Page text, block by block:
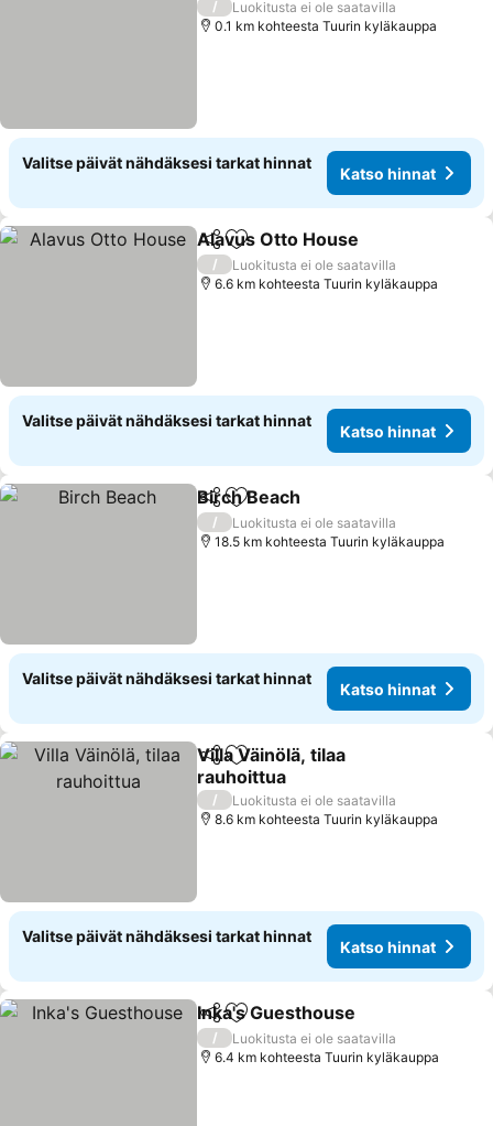
/
Luokitusta ei ole saatavilla
0.1 km kohteesta Tuurin kyläkauppa
Valitse päivät nähdäksesi tarkat hinnat
Katso hinnat
Jaa Lisää suosikkeihin
Alavus Otto House
/
Luokitusta ei ole saatavilla
6.6 km kohteesta Tuurin kyläkauppa
Valitse päivät nähdäksesi tarkat hinnat
Katso hinnat
Jaa Lisää suosikkeihin
Birch Beach
/
Luokitusta ei ole saatavilla
18.5 km kohteesta Tuurin kyläkauppa
Valitse päivät nähdäksesi tarkat hinnat
Katso hinnat
Jaa Lisää suosikkeihin
Villa Väinölä, tilaa
rauhoittua
Katso hinnat
/
Luokitusta ei ole saatavilla
8.6 km kohteesta Tuurin kyläkauppa
Valitse päivät nähdäksesi tarkat hinnat
Katso hinnat
Jaa Lisää suosikkeihin
Inka's Guesthouse
/
Luokitusta ei ole saatavilla
6.4 km kohteesta Tuurin kyläkauppa